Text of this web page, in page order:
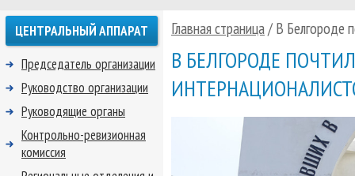
Главная страница/ В Белгороде
В БЕЛГОРОДЕ
ЦЕНТРАЛЬНЫЙ АППАРАТ
Председатель организации
Руководство организации
Руководящие органы
Контрольно-ревизионная
комиссия